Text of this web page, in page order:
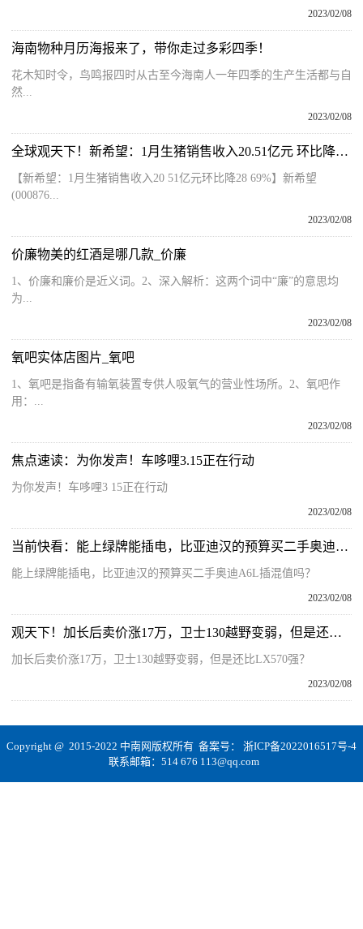
2023/02/08
海南物种月历海报来了，带你走过多彩四季！
花木知时令，鸟鸣报四时从古至今海南人一年四季的生产生活都与自
然...
2023/02/08
全球观天下！新希望：1月生猪销售收入20.51亿元 环比降28.69%
【新希望：1月生猪销售收入20 51亿元环比降28 69%】新希望
(000876...
2023/02/08
价廉物美的红酒是哪几款_价廉
1、价廉和廉价是近义词。2、深入解析：这两个词中“廉”的意思均
为...
2023/02/08
氧吧实体店图片_氧吧
1、氧吧是指备有输氧装置专供人吸氧气的营业性场所。2、氧吧作
用：...
2023/02/08
焦点速读：为你发声！车哆哩3.15正在行动
为你发声！车哆哩3 15正在行动
2023/02/08
当前快看：能上绿牌能插电，比亚迪汉的预算买二手奥迪A6L插混值吗？
能上绿牌能插电，比亚迪汉的预算买二手奥迪A6L插混值吗？
2023/02/08
观天下！加长后卖价涨17万，卫士130越野变弱，但是还比LX570强？
加长后卖价涨17万，卫士130越野变弱，但是还比LX570强？
2023/02/08
Copyright @ 2015-2022 中南网版权所有 备案号： 浙ICP备2022016517号-4
联系邮箱：514 676 113@qq.com